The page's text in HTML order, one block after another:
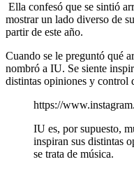
Ella confesó que se sintió
mostrar un lado diverso de
partir de este año.
Cuando se le preguntó qué
nombró a IU. Se siente
distintas opiniones y control
https://
IU es, por supuesto,
inspiran sus distintas
se trata de música.